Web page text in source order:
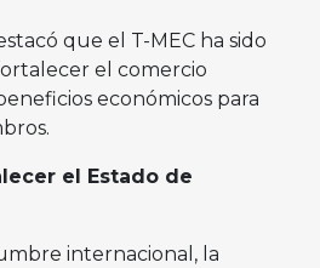
que el T-MEC ha sido
el comercio
económicos para
el Estado de
internacional, la